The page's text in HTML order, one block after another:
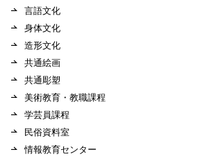
言語文化
身体文化
造形文化
共通絵画
共通彫塑
美術教育・教職課程
学芸員課程
民俗資料室
情報教育センター